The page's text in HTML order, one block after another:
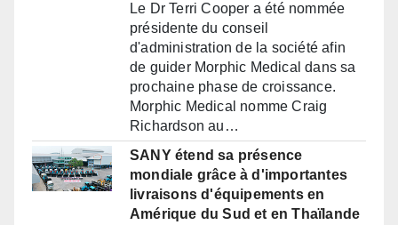
Le Dr Terri Cooper a été nommée
présidente du conseil
d'administration de la société afin
de guider Morphic Medical dans sa
prochaine phase de croissance.
Morphic Medical nomme Craig
Richardson au…
SANY étend sa présence
mondiale grâce à d'importantes
livraisons d'équipements en
Amérique du Sud et en Thaïlande